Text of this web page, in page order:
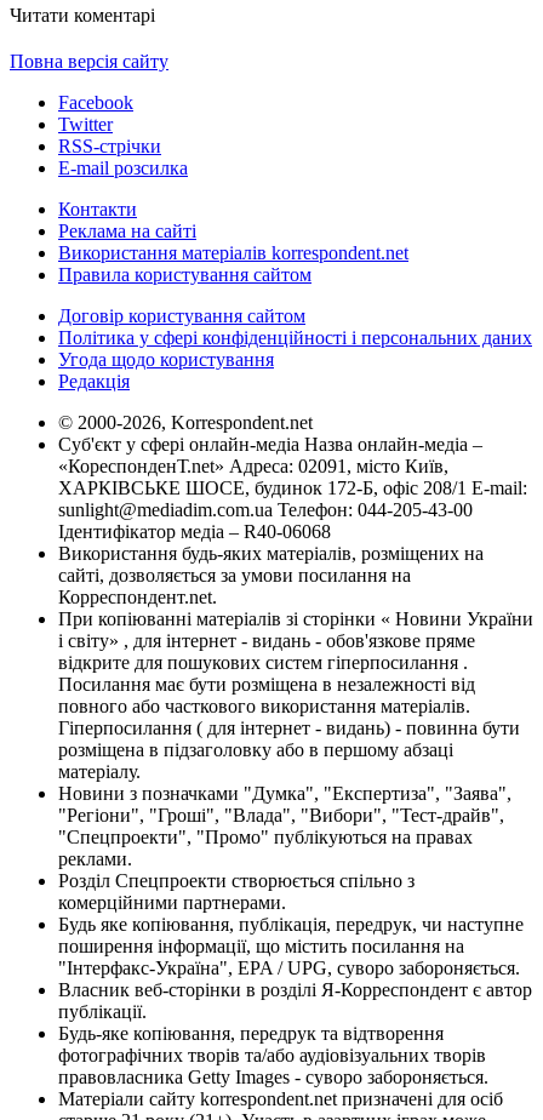
Читати коментарі
Повна версія сайту
Facebook
Twitter
RSS-стрічки
E-mail розсилка
Контакти
Реклама на сайті
Використання матеріалів korrespondent.net
Правила користування сайтом
Договір користування сайтом
Політика у сфері конфіденційності і персональних даних
Угода щодо користування
Редакція
© 2000-2026, Korrespondent.net
Суб'єкт у сфері онлайн-медіа Назва онлайн-медіа –
«КореспонденТ.net» Адреса: 02091, місто Київ,
ХАРКІВСЬКЕ ШОСЕ, будинок 172-Б, офіс 208/1 E-mail:
sunlight@mediadim.com.ua Телефон: 044-205-43-00
Ідентифікатор медіа – R40-06068
Використання будь-яких матеріалів, розміщених на
сайті, дозволяється за умови посилання на
Корреспондент.net.
При копіюванні матеріалів зі сторінки « Новини України
і світу» , для інтернет - видань - обов'язкове пряме
відкрите для пошукових систем гіперпосилання .
Посилання має бути розміщена в незалежності від
повного або часткового використання матеріалів.
Гіперпосилання ( для інтернет - видань) - повинна бути
розміщена в підзаголовку або в першому абзаці
матеріалу.
Новини з позначками "Думка", "Експертиза", "Заява",
"Регіони", "Гроші", "Влада", "Вибори", "Тест-драйв",
"Спецпроекти", "Промо" публікуються на правах
реклами.
Розділ Спецпроекти створюється спільно з
комерційними партнерами.
Будь яке копіювання, публікація, передрук, чи наступне
поширення інформації, що містить посилання на
"Інтерфакс-Україна", EPA / UPG, суворо забороняється.
Власник веб-сторінки в розділі Я-Корреспондент є автор
публікації.
Будь-яке копіювання, передрук та відтворення
фотографічних творів та/або аудіовізуальних творів
правовласника Getty Images - суворо забороняється.
Матеріали сайту korrespondent.net призначені для осіб